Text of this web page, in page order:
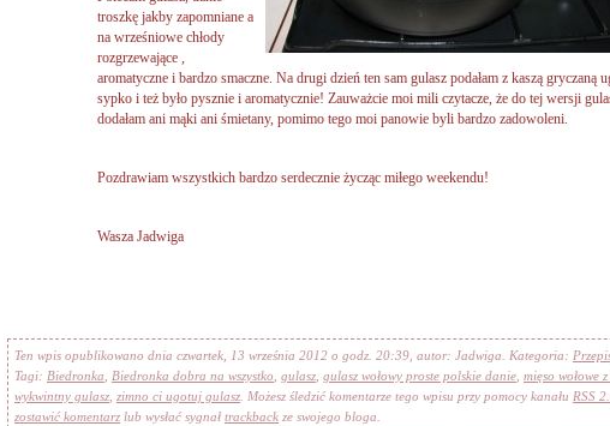
troszkę jakby zapomniane a
na wrześniowe chłody
rozgrzewające ,
aromatyczne i bardzo smaczne. Na drugi dzień ten sam gulasz podałam z kaszą gryczaną
sypko i też było pysznie i aromatycznie! Zauważcie moi mili czytacze, że do tej wersji
dodałam ani mąki ani śmietany, pomimo tego moi panowie byli bardzo zadowoleni.
Pozdrawiam wszystkich bardzo serdecznie życząc miłego weekendu!
Wasza Jadwiga
Ten wpis opublikowano dnia czwartek, 13 września 2012 o godz. 20:39, autor: Jadwiga. Kategoria:
Tagi: Biedronka Biedronka dobra na wszystko gulasz gulasz wołowy proste polskie danie mięso wołowe
wykwintny gulasz zimno ci ugotuj gulasz . Możesz śledzić komentarze tego wpisu przy pomocy kanału RSS
zostawić komentarz lub wysłać sygnał trackback ze swojego bloga.